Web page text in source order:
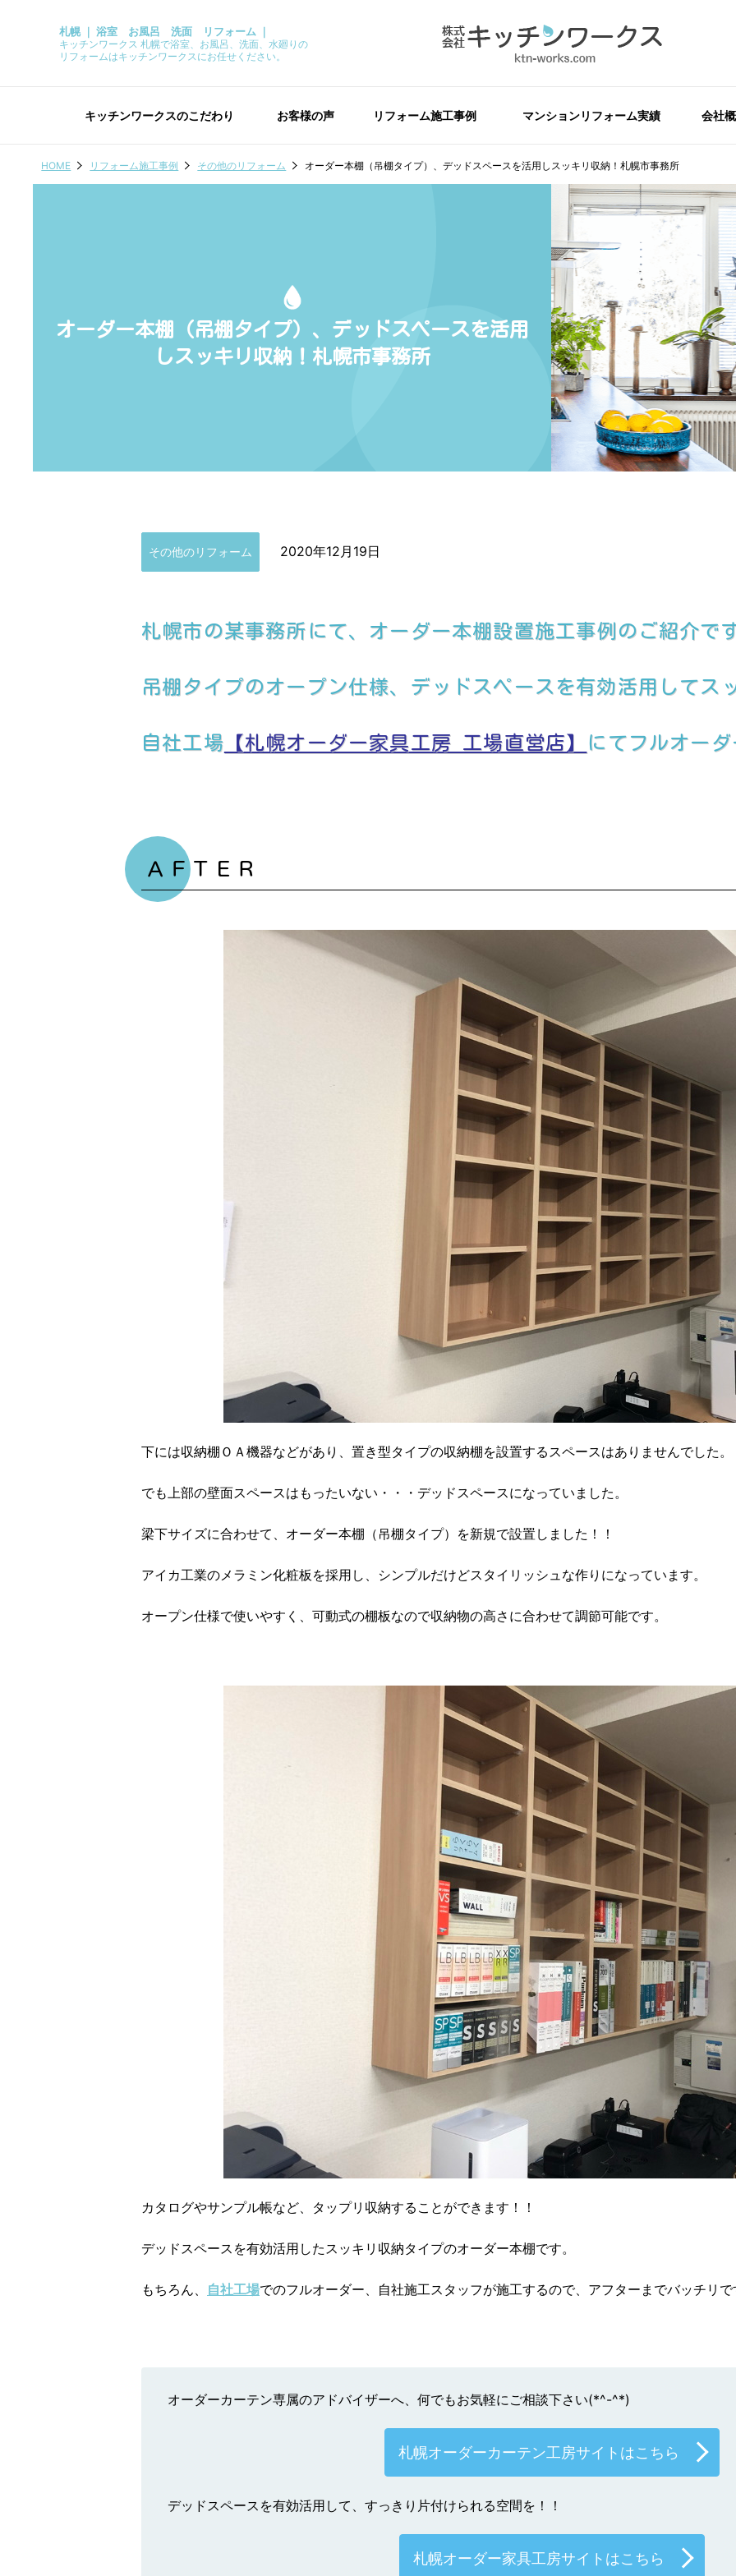
札幌 ｜ 浴室 お風呂 洗面 リフォーム ｜
キッチンワークス 札幌で浴室、お風呂、洗面、水廻りの
リフォームはキッチンワークスにお任せください。
キッチンワークスのこだわり お客様の声 リフォーム施工事例 マンションリフォーム実績 会社
HOME リフォーム施工事例 その他のリフォーム オーダー本棚（吊棚タイプ）、デッドスペースを活用しスッキリ収納！札幌市事務所
オーダー本棚（吊棚タイプ）、デッドスペースを活用
しスッキリ収納！札幌市事務所
その他のリフォーム 2020年12月19日
札幌市の某事務所にて、オーダー本棚設置施工事例のご紹介で
吊棚タイプのオープン仕様、デッドスペースを有効活用してス
自社工場 【札幌オーダー家具工房 工場直営店】 にてフルオーダ
ＡＦＴＥＲ
下には収納棚ＯＡ機器などがあり、置き型タイプの収納棚を設置するスペースはありませんでした。
でも上部の壁面スペースはもったいない・・・デッドスペースになっていました。
梁下サイズに合わせて、オーダー本棚（吊棚タイプ）を新規で設置しました！！
アイカ工業のメラミン化粧板を採用し、シンプルだけどスタイリッシュな作りになっています。
オープン仕様で使いやすく、可動式の棚板なので収納物の高さに合わせて調節可能です。
カタログやサンプル帳など、タップリ収納することができます！！
デッドスペースを有効活用したスッキリ収納タイプのオーダー本棚です。
もちろん、 自社工場でのフルオーダー、自社施工スタッフが施工するので、アフターまでバッチリ
オーダーカーテン専属のアドバイザーへ、何でもお気軽にご相談下さい(*^-^*)
札幌オーダーカーテン工房サイトはこちら
デッドスペースを有効活用して、すっきり片付けられる空間を！！
札幌オーダー家具工房サイトはこちら